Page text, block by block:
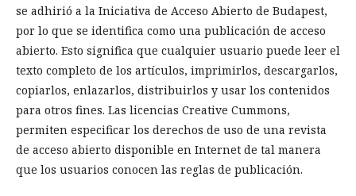
se adhirió a la Iniciativa de Acceso Abierto de Budapest,
por lo que se identifica como una publicación de acceso
abierto. Esto significa que cualquier usuario puede leer el
texto completo de los artículos, imprimirlos, descargarlos,
copiarlos, enlazarlos, distribuirlos y usar los contenidos
para otros fines. Las licencias Creative Cummons,
permiten especificar los derechos de uso de una revista
de acceso abierto disponible en Internet de tal manera
que los usuarios conocen las reglas de publicación.